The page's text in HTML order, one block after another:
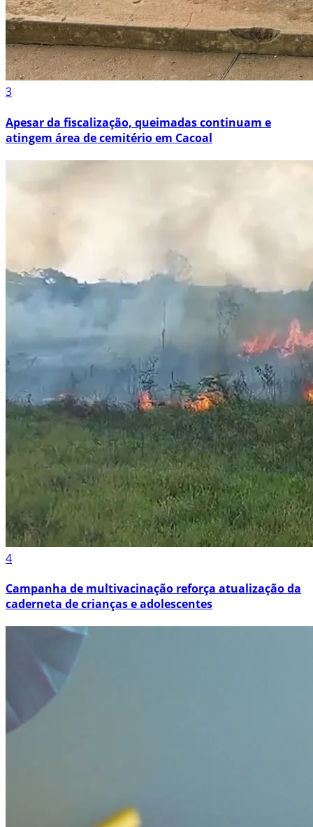
3
Apesar da fiscalização, queimadas continuam e
atingem área de cemitério em Cacoal
4
Campanha de multivacinação reforça atualização da
caderneta de crianças e adolescentes